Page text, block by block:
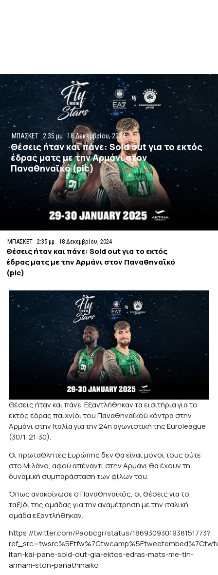
ΜΠΑΣΚΕΤ 2:35 μμ 18 Δεκεμβρίου, 2024
Θέσεις ήταν και πάνε: Sold out για το εκτός
έδρας ματς με την Αρμάνι στον
Παναθηναϊκό (pic)
ΜΠΑΣΚΕΤ 2:35 μμ 18 Δεκεμβρίου, 2024
Θέσεις ήταν και πάνε: Sold out για το εκτός
έδρας ματς με την Αρμάνι στον Παναθηναϊκό
(pic)
Θέσεις ήταν και πάνε. Εξαντλήθηκαν τα εισιτήρια για το
εκτός έδρας παιχνίδι του Παναθηναϊκού κόντρα στην
Αρμάνι στην Ιταλία για την 24η αγωνιστική της Euroleague
(30/1, 21:30).
Οι πρωταθλητές Ευρώπης δεν θα είναι μόνοι τους ούτε
στο Μιλάνο, αφού απέναντι στην Αρμάνι θα έχουν τη
δυναμική συμπαράσταση των φίλων του.
Όπως ανακοίνωσε ο Παναθηναϊκός, οι θέσεις για το
ταξίδι της ομάδας για την αναμέτρηση με την ιταλική
ομάδα εξαντλήθηκαν.
https://twitter.com/Paobcgr/status/1869309301938151773?
itan-kai-pane-sold-out-gia-ektos-edras-mats-me-tin-
armani-ston-panathinaiko